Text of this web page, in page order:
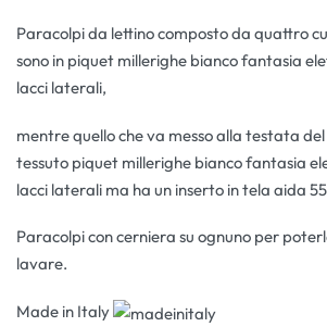
Paracolpi da lettino composto da quattro
sono in piquet millerighe bianco fantasia
lacci laterali,
mentre quello che va messo alla testata
tessuto piquet millerighe bianco fantasia
lacci laterali ma ha un inserto in tela aida
Paracolpi con cerniera su ognuno per
lavare.
Made in Italy